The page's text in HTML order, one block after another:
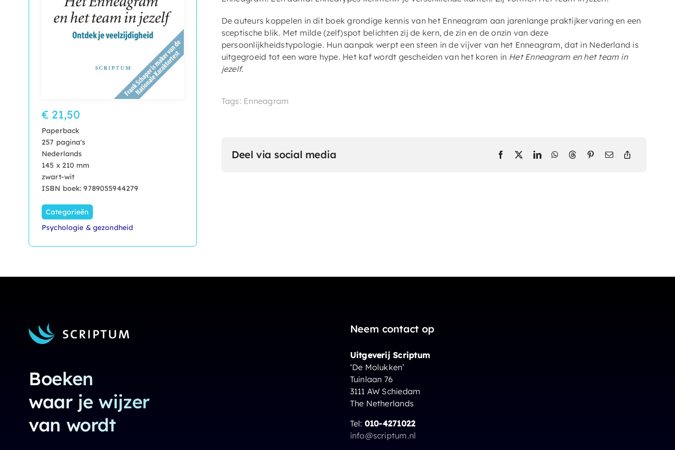
€ 21,50
Paperback
257 pagina's
Nederlands
145 x 210 mm
zwart-wit
ISBN boek: 9789055944279
Categorieën
Psychologie & gezondheid
De auteurs koppelen in dit boek grondige kennis van het Enneagram aan jarenlange praktijkervaring en een
sceptische blik. Met milde (zelf)spot belichten zij de kern, de zin en de onzin van deze
persoonlijkheidstypologie. Hun aanpak werpt een steen in de vijver van het Enneagram, dat in Nederland is
uitgegroeid tot een ware hype. Het kaf wordt gescheiden van het koren in Het Enneagram en het team in
jezelf.
Tags: Enneagram
Deel via social media
Boeken
waar je wijzer
van wordt
Neem contact op
Uitgeverij Scriptum
‘De Molukken’
Tuinlaan 76
3111 AW Schiedam
The Netherlands
Tel: 010-4271022
info@scriptum.nl